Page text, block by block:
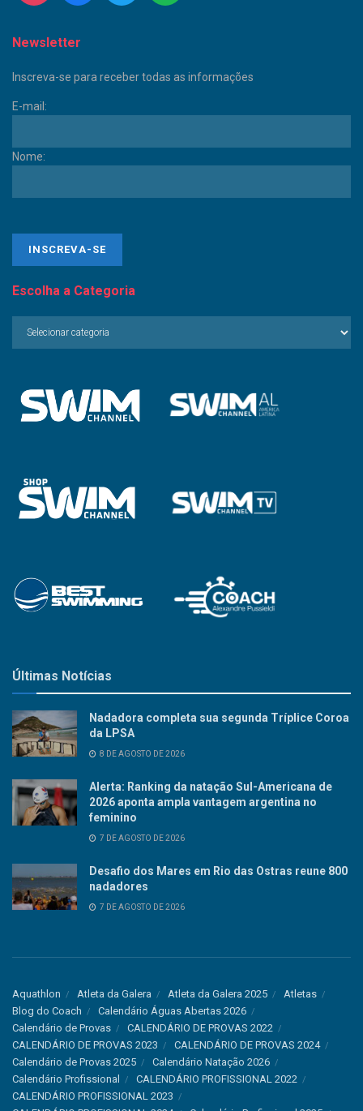
Newsletter
Inscreva-se para receber todas as informações
E-mail:
Nome:
Escolha a Categoria
Últimas Notícias
Nadadora completa sua segunda Tríplice Coroa
da LPSA
8 DE AGOSTO DE 2026
Alerta: Ranking da natação Sul-Americana de
2026 aponta ampla vantagem argentina no
feminino
7 DE AGOSTO DE 2026
Desafio dos Mares em Rio das Ostras reune 800
nadadores
7 DE AGOSTO DE 2026
Aquathlon Atleta da Galera Atleta da Galera 2025
Atletas
Blog do Coach
Calendário Águas Abertas 2026
Calendário de Provas
CALENDÁRIO DE PROVAS 2022
CALENDÁRIO DE PROVAS 2023
CALENDÁRIO DE PROVAS 2024
Calendário de Provas 2025
Calendário Natação 2026
Calendário Profissional
CALENDÁRIO PROFISSIONAL 2022
CALENDÁRIO PROFISSIONAL 2023